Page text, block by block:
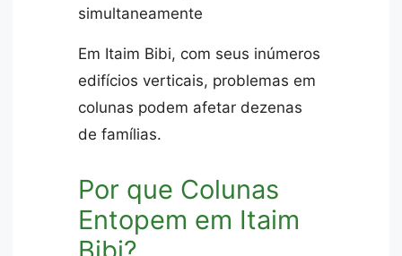
simultaneamente
Em Itaim Bibi, com seus inúmeros
edifícios verticais, problemas em
colunas podem afetar dezenas
de famílias.
Por que Colunas
Entopem em Itaim